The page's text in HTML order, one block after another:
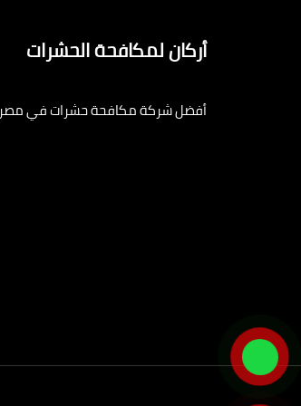
أركان لمكافحة الحشرات
أفضل شركة مكافحة حشرات في مصر